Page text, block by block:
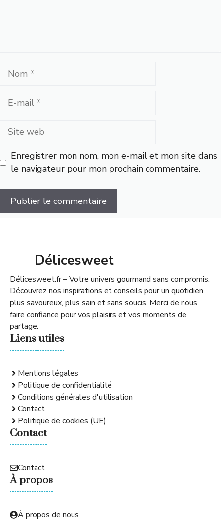
Nom
Site
Enregistrer mon nom, mon e-mail et mon site dans
le navigateur pour mon prochain commentaire.
Délicesweet
Délicesweet.fr – Votre univers gourmand sans compromis.
Découvrez nos inspirations et conseils pour un quotidien
plus savoureux, plus sain et sans soucis. Merci de nous
faire confiance pour vos plaisirs et vos moments de
partage.
Liens utiles
Mentions légales
Politique de confidentialité
Conditions générales d'utilisation
Contact
Politique de cookies (UE)
Contact
Contact
À propos
À propos de nous